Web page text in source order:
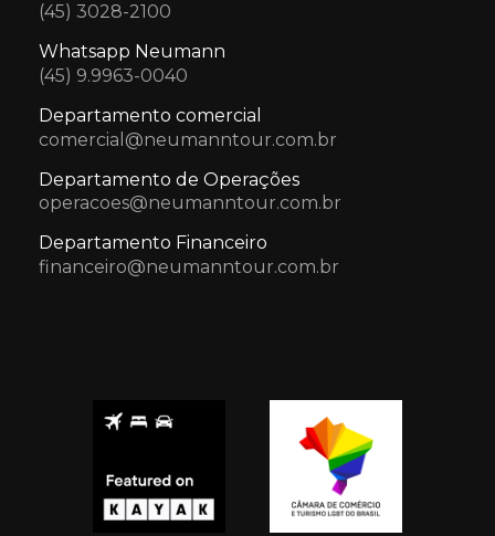
(45) 3028-2100
Whatsapp Neumann
(45) 9.9963-0040
Departamento comercial
comercial@neumanntour.com.br
Departamento de Operações
operacoes@neumanntour.com.br
Departamento Financeiro
financeiro@neumanntour.com.br